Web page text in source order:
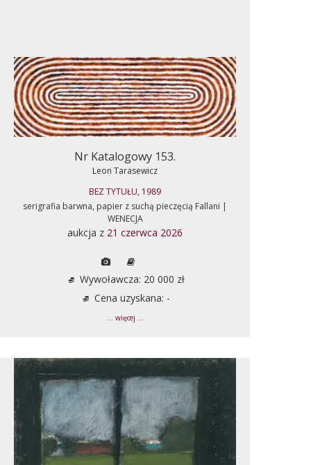
Nr Katalogowy 153.
Leon Tarasewicz
BEZ TYTUŁU, 1989
serigrafia barwna, papier z suchą pieczęcią Fallani |
WENECJA
aukcja z 21 czerwca 2026
Wywoławcza: 20 000 zł
Cena uzyskana: -
... więcej ...